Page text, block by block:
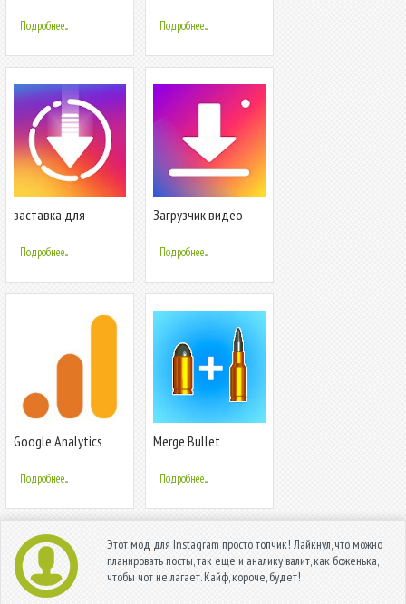
IG 2020
Подробнее...
Analytics for
Instagram
Подробнее...
заставка для
Подробнее...
Загрузчик видео
Подробнее...
Google Analytics
Подробнее...
Merge Bullet
Подробнее...
Этот мод для Instagram просто топчик! Лайкнул, что можно
планировать посты, так еще и аналику валит, как боженька,
чтобы чот не лагает. Кайф, короче, будет!